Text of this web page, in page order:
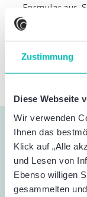
Zustimmung
Diese Webseite
Wir verwenden
Ihnen das
Klick auf „Alle
und Lesen von
Ebenso willigen
gesammelten
Formular aus.
um
Link zum
Geschäftliche E-Mail*
Vorname*